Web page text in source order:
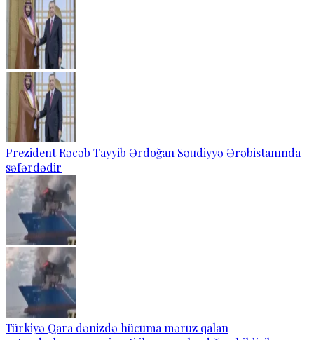
Prezident Rəcəb Tayyib Ərdoğan Səudiyyə Ərəbistanında
səfərdədir
Türkiyə Qara dənizdə hücuma məruz qalan